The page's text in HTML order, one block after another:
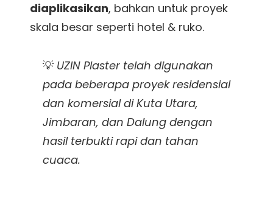
diaplikasikan, bahkan untuk proyek
skala besar seperti hotel & ruko.
💡 UZIN Plaster telah digunakan
pada beberapa proyek residensial
dan komersial di Kuta Utara,
Jimbaran, dan Dalung dengan
hasil terbukti rapi dan tahan
cuaca.